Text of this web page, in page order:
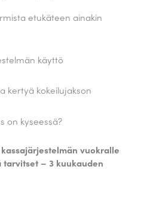
etukäteen ainakin
käyttö
kertyä kokeilujakson
on kyseessä?
vuokralle
– 3 kuukauden